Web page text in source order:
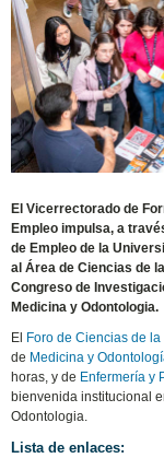
El Vicerrectorado de
Empleo impulsa, a
de Empleo de la
al Área de Ciencias de
Congreso de
Medicina y Odontologia.
El Foro de Ciencias de la
de Medicina y
horas, y de Enfermería y
bienvenida institucional
Odontologia.
Lista de enlaces: